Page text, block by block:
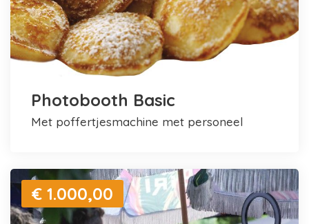
Photobooth Basic
met poffertjesmachine met personeel
€ 1.000,00